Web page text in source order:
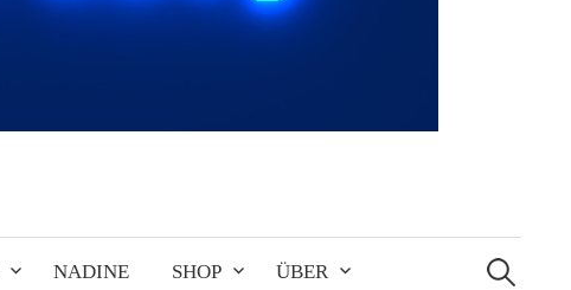
NADINE SHOP ÜBER
Suchen
nach: